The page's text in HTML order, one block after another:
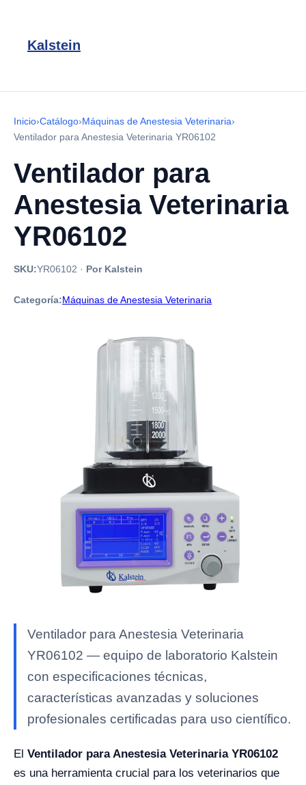
Kalstein
Inicio›Catálogo›Máquinas de Anestesia Veterinaria›
Ventilador para Anestesia Veterinaria YR06102
Ventilador para
Anestesia Veterinaria
YR06102
SKU:YR06102 · Por Kalstein
Categoría:Máquinas de Anestesia Veterinaria
Ventilador para Anestesia Veterinaria
YR06102 — equipo de laboratorio Kalstein
con especificaciones técnicas,
características avanzadas y soluciones
profesionales certificadas para uso científico.
El Ventilador para Anestesia Veterinaria YR06102
es una herramienta crucial para los veterinarios que